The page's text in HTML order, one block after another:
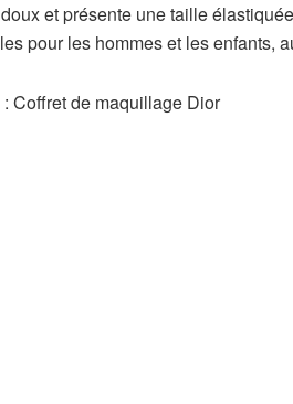
et présente une taille
pour les hommes et les enfants,
Coffret de maquillage Dior